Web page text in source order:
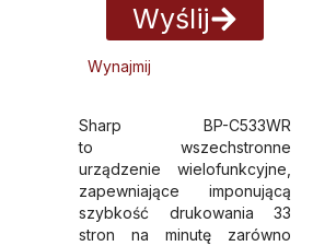
Wynajmij
Wyślij
Sharp BP-C533WR
to wszechstronne
urządzenie wielofunkcyjne,
zapewniające imponującą
szybkość drukowania 33
stron na minutę zarówno